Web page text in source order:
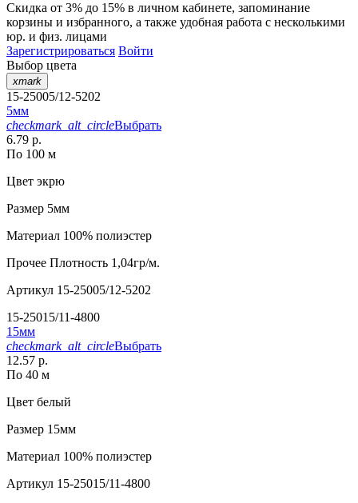
Скидка от 3% до 15% в личном кабинете, запоминание
корзины и избранного, а также удобная работа с несколькими
юр. и физ. лицами
Зарегистрироваться Войти
Выбор цвета
xmark
15-25005/12-5202
5мм
checkmark_alt_circleВыбрать
6.79 р.
По 100 м
Цвет экрю
Размер 5мм
Материал 100% полиэстер
Прочее Плотность 1,04гр/м.
Артикул 15-25005/12-5202
15-25015/11-4800
15мм
checkmark_alt_circleВыбрать
12.57 р.
По 40 м
Цвет белый
Размер 15мм
Материал 100% полиэстер
Артикул 15-25015/11-4800